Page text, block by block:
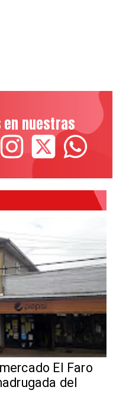
en nuestras
El Faro
del